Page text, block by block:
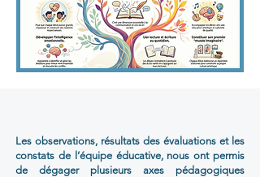
Les observations, résultats des évaluations et les
constats de l’équipe éducative, nous ont permis
de dégager plusieurs axes pédagogiques